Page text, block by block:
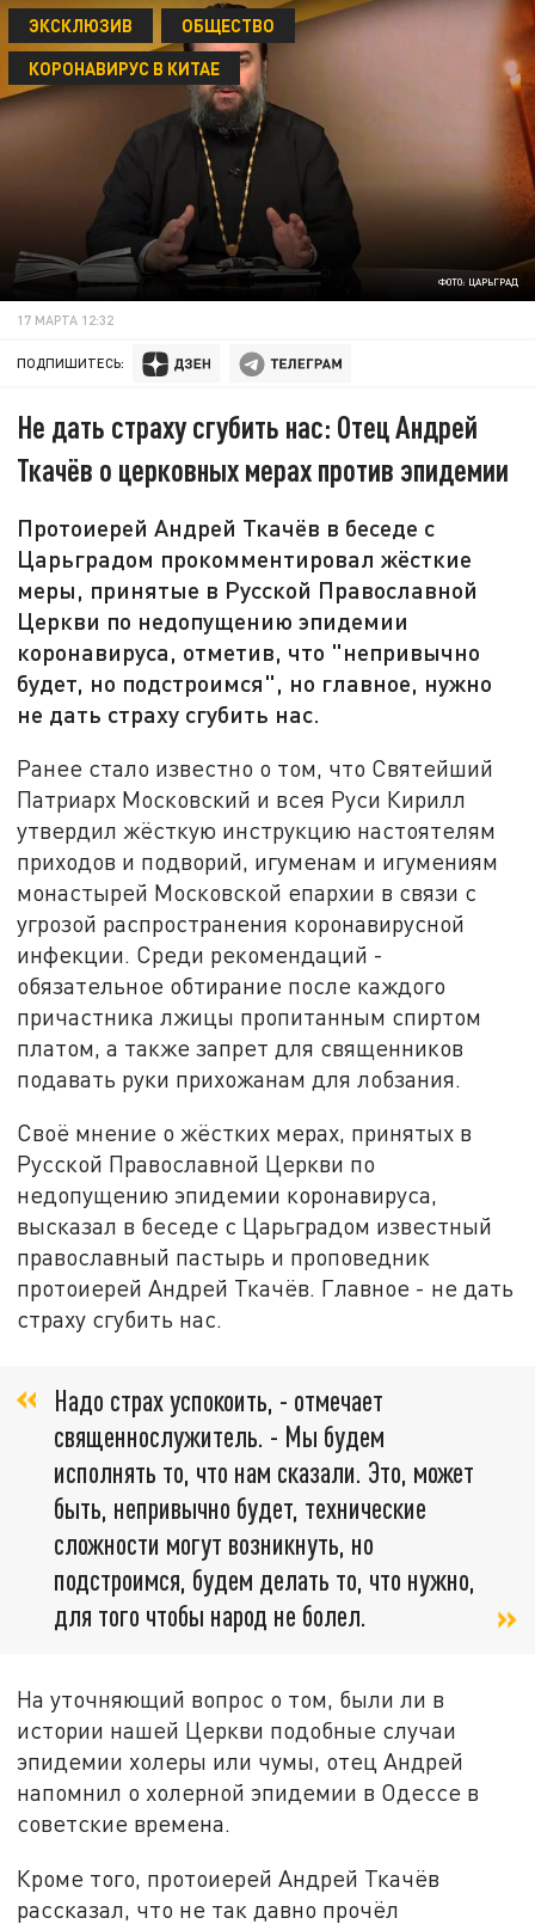
ФОТО: ЦАРЬГРАД
ЭКСКЛЮЗИВ
ОБЩЕСТВО
КОРОНАВИРУС В КИТАЕ
17 МАРТА 12:32
ПОДПИШИТЕСЬ:
Не дать страху сгубить нас: Отец Андрей
Ткачёв о церковных мерах против эпидемии
Протоиерей Андрей Ткачёв в беседе с
Царьградом прокомментировал жёсткие
меры, принятые в Русской Православной
Церкви по недопущению эпидемии
коронавируса, отметив, что "непривычно
будет, но подстроимся", но главное, нужно
не дать страху сгубить нас.
Ранее стало известно о том, что Святейший
Патриарх Московский и всея Руси Кирилл
утвердил жёсткую инструкцию настоятелям
приходов и подворий, игуменам и игумениям
монастырей Московской епархии в связи c
угрозой распространения коронавирусной
инфекции. Среди рекомендаций -
обязательное обтирание после каждого
причастника лжицы пропитанным спиртом
платом, а также запрет для священников
подавать руки прихожанам для лобзания.
Своё мнение о жёстких мерах, принятых в
Русской Православной Церкви по
недопущению эпидемии коронавируса,
высказал в беседе с Царьградом известный
православный пастырь и проповедник
протоиерей Андрей Ткачёв. Главное - не дать
страху сгубить нас.
Надо страх успокоить, - отмечает
священнослужитель. - Мы будем
исполнять то, что нам сказали. Это, может
быть, непривычно будет, технические
сложности могут возникнуть, но
подстроимся, будем делать то, что нужно,
для того чтобы народ не болел.
На уточняющий вопрос о том, были ли в
истории нашей Церкви подобные случаи
эпидемии холеры или чумы, отец Андрей
напомнил о холерной эпидемии в Одессе в
советские времена.
Кроме того, протоиерей Андрей Ткачёв
рассказал, что не так давно прочёл